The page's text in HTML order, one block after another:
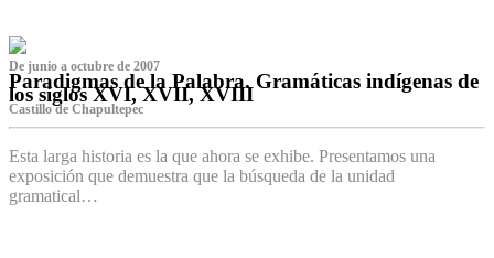
De junio a octubre de 2007
Paradigmas de la Palabra. Gramáticas indígenas de
los siglos XVI, XVII, XVIII
Castillo de Chapultepec
Esta larga historia es la que ahora se exhibe. Presentamos una
exposición que demuestra que la búsqueda de la unidad
gramatical…